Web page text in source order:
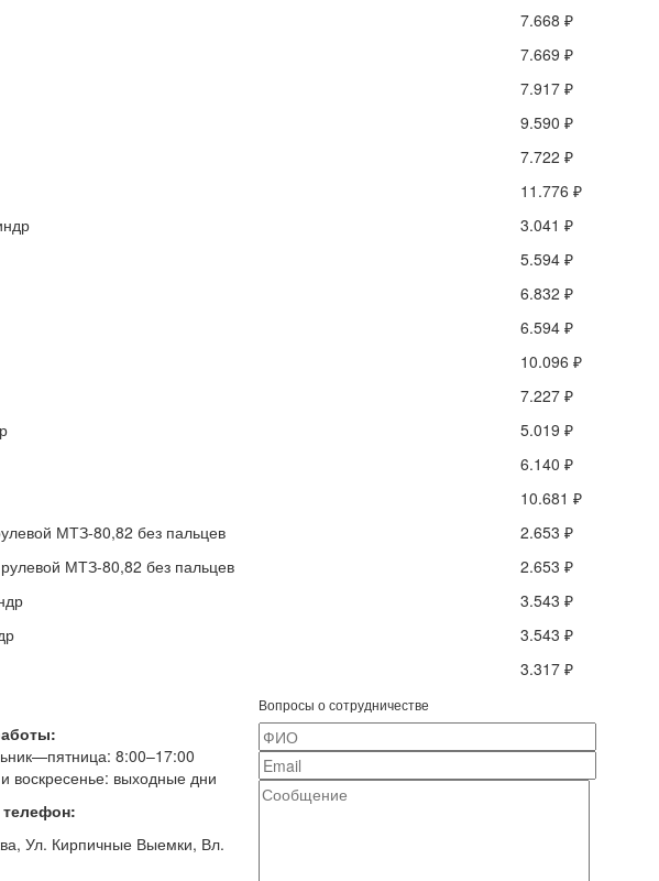
7.668 ₽
7.669 ₽
7.917 ₽
9.590 ₽
7.722 ₽
11.776 ₽
3.041 ₽
5.594 ₽
6.832 ₽
6.594 ₽
10.096 ₽
7.227 ₽
5.019 ₽
6.140 ₽
10.681 ₽
МТЗ-80,82 без пальцев
2.653 ₽
МТЗ-80,82 без пальцев
2.653 ₽
3.543 ₽
3.543 ₽
3.317 ₽
8:00–17:00
воскресенье: выходные дни
Ул. Кирпичные Выемки, Вл.
Вопросы о сотрудничестве